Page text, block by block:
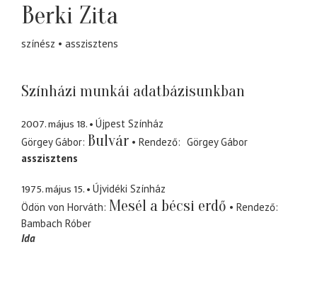
Berki Zita
színész asszisztens
Színházi munkái adatbázisunkban
2007. május 18.
Újpest Színház
Görgey Gábor Bulvár Rendező
Görgey Gábor
asszisztens
1975. május 15.
Újvidéki Színház
Ödön von Horváth Mesél a bécsi erdő
Rendező
Bambach Róber
Ida